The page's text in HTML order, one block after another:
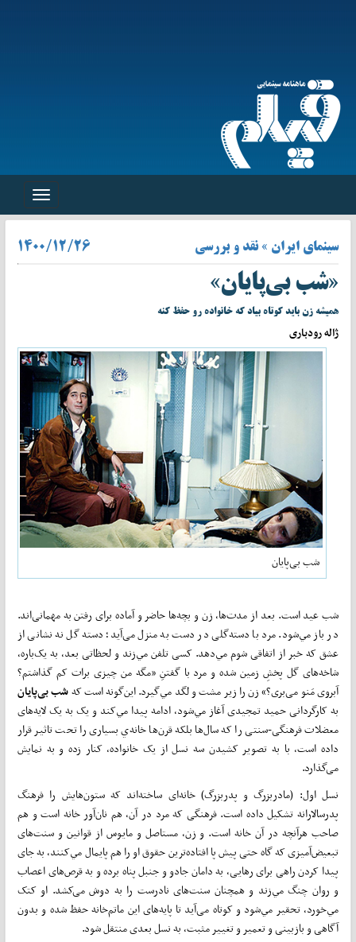
Toggle
سینمای ایران » نقد و بررسی ۱۴۰۰/۱۲/۲۶
«شب بی‌پايان»
هميشه زن بايد کوتاه بياد که خانواده رو حفظ کنه
ژاله رودباری
شب بی‌پايان
شب عيد است. بعد از مدت‌ها، زن و بچه‌ها حاضر و آماده برای رفتن به مهمانی‌اند.
در باز مي‌شود. مرد با دسته‌گلی در دست به منزل می‌آيد؛ دسته گل نه نشانی از
عشق که خبر از اتفاقی شوم مي‌دهد. کسی تلفن مي‌زند و لحظاتی بعد، به يک‌باره،
شاخه‌های گل پخشِ زمين شده و مرد با گفتنِ «مگه من چيزی برات کم گذاشتم؟
آبروی مَنو می‌بری؟» زن را زير مشت و لگد مي‌گيرد. اين‌گونه است کهشببی‌پايان
به کارگردانی حميد تمجيدی آغاز مي‌شود، ادامه پيدا مي‌کند و يک به يک لايه‌های
معضلات فرهنگی-سنتی را که سال‌ها بلکه قرن‌ها خانه‌ي بسیاری را تحت تاثیر قرار
داده است، با به تصوير کشيدن سه نسل از يک خانواده، کنار زده و به نمایش
می‌گذارد.
نسل اول: (مادربزرگ و پدربزرگ) خانه‌ای ساخته‌اند که ستون‌هایش را فرهنگ
پدرسالارانه تشکيل داده است. فرهنگی که مرد در آن، هم نان‌آور خانه است و هم
صاحب هرآنچه در آن خانه است. و زن، مستاصل و مايوس از قوانين و سنت‌های
تبعيض‌آميزی که گاه حتی پيش پا افتاده‌ترين حقوق او را هم پايمال مي‌کنند، به جای
پيدا کردن راهی برای رهايی، به دامان جادو و جنبل پناه برده و به قرص‌های اعصاب
و روان چنگ مي‌زند و همچنان سنت‌های نادرست را به دوش می‌کشد. او کتک
مي‌خورد، تحقير مي‌شود و کوتاه می‌آيد تا پايه‌های اين ماتم‌خانه حفظ شده و بدون
آگاهی و بازبینی و تعمیر و تغییر مثبت، به نسل بعدی منتقل شود.